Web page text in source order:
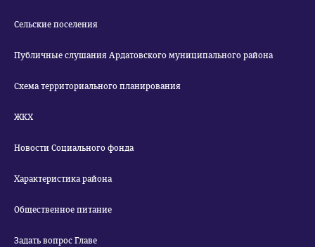
Сельские поселения
Публичные слушания Ардатовского муниципального района
Схема территориального планирования
ЖКХ
Новости Социального фонда
Характеристика района
Общественное питание
Задать вопрос Главе